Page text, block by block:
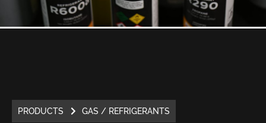
PRODUCTS GAS / REFRIGERANTS